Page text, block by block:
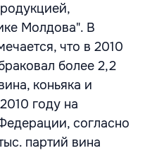
Молдова". В
что в 2010
более 2,2
коньяка и
году на
согласно
партий вина